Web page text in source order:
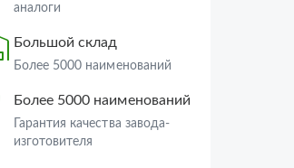
аналоги
Большой склад
Более 5000 наименований
Более 5000 наименований
Гарантия качества завода-
изготовителя